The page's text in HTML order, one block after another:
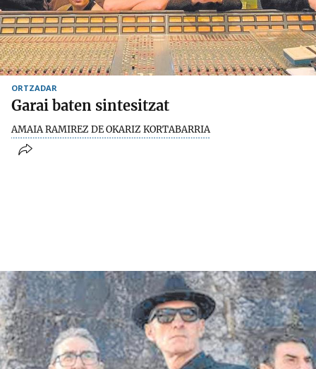
ORTZADAR
Garai baten sintesitzat
AMAIA RAMIREZ DE OKARIZ KORTABARRIA